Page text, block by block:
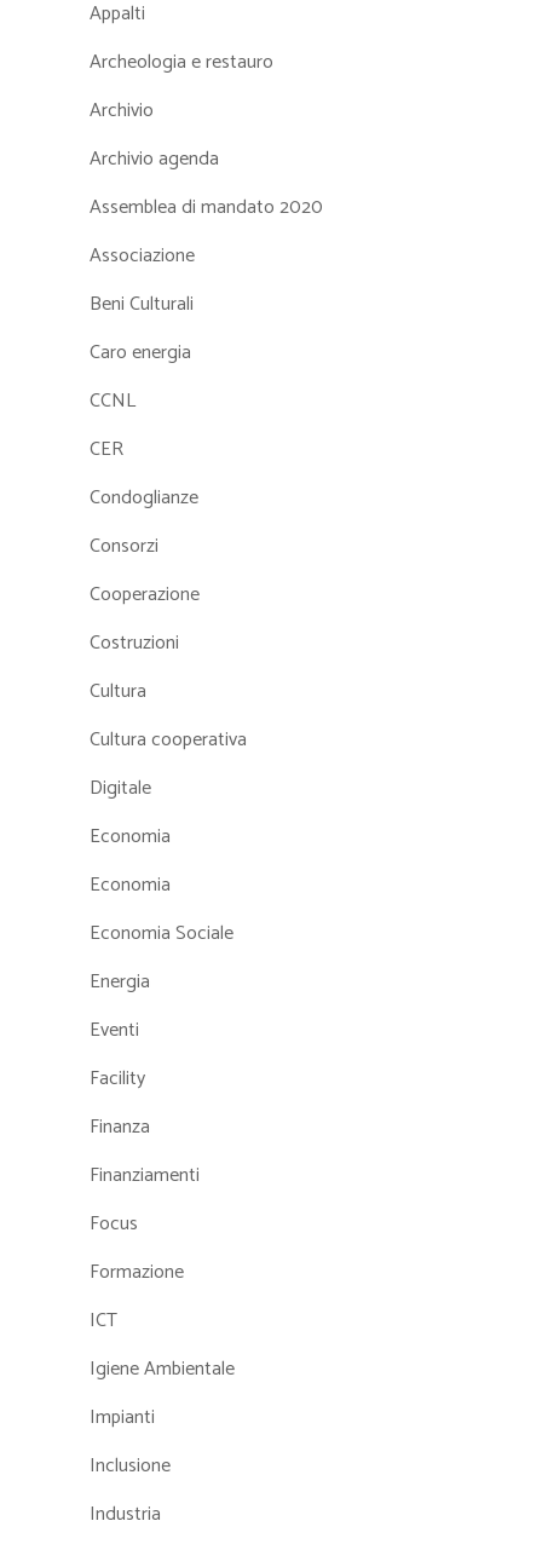
Appalti
Archeologia e restauro
Archivio
Archivio agenda
Assemblea di mandato 2020
Associazione
Beni Culturali
Caro energia
CCNL
CER
Condoglianze
Consorzi
Cooperazione
Costruzioni
Cultura
Cultura cooperativa
Digitale
Economia
Economia
Economia Sociale
Energia
Eventi
Facility
Finanza
Finanziamenti
Focus
Formazione
ICT
Igiene Ambientale
Impianti
Inclusione
Industria